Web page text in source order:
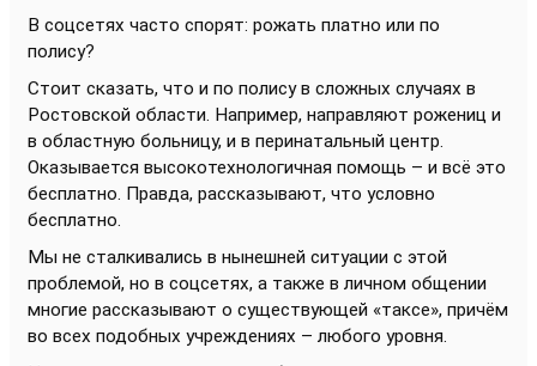
В соцсетях часто спорят: рожать платно или по
полису?
Стоит сказать, что и по полису в сложных случаях в
Ростовской области. Например, направляют рожениц и
в областную больницу, и в перинатальный центр.
Оказывается высокотехнологичная помощь – и всё это
бесплатно. Правда, рассказывают, что условно
бесплатно.
Мы не сталкивались в нынешней ситуации с этой
проблемой, но в соцсетях, а также в личном общении
многие рассказывают о существующей «таксе», причём
во всех подобных учреждениях – любого уровня.